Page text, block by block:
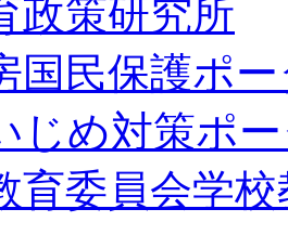
政策研究所
国民保護ポ
じめ対策ポ
育委員会学